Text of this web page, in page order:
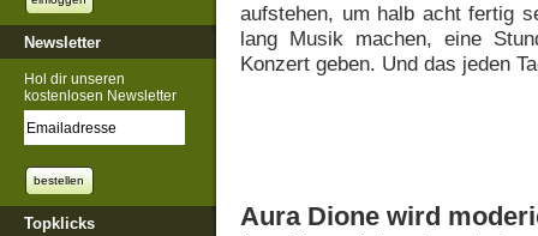
Newsletter
Hol dir unseren
kostenlosen Newsletter
Topklicks
aufstehen, um halb acht fertig
lang Musik machen, eine
Konzert geben. Und das jeden
Aura Dione wird